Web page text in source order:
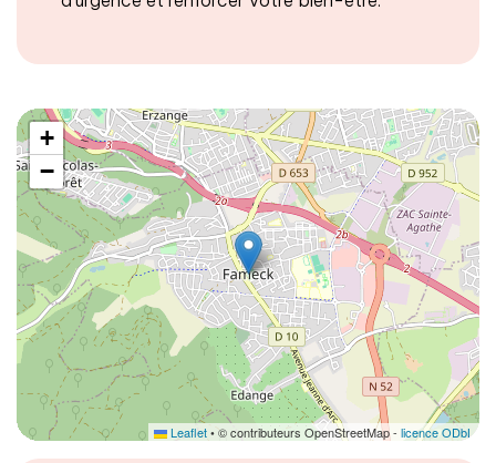
+
−
Leaflet• © contributeurs OpenStreetMap - licence ODbL